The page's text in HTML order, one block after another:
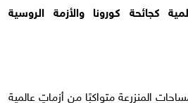
كجائحة كورونا والأزمة الروسية
المنزرعة متواكبًا من أزماتٍ عالمية